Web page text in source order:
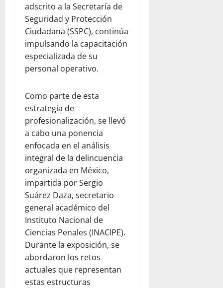
adscrito a la Secretaría de
Seguridad y Protección
Ciudadana (SSPC), continúa
impulsando la capacitación
especializada de su
personal operativo.
Como parte de esta
estrategia de
profesionalización, se llevó
a cabo una ponencia
enfocada en el análisis
integral de la delincuencia
organizada en México,
impartida por Sergio
Suárez Daza, secretario
general académico del
Instituto Nacional de
Ciencias Penales (INACIPE).
Durante la exposición, se
abordaron los retos
actuales que representan
estas estructuras